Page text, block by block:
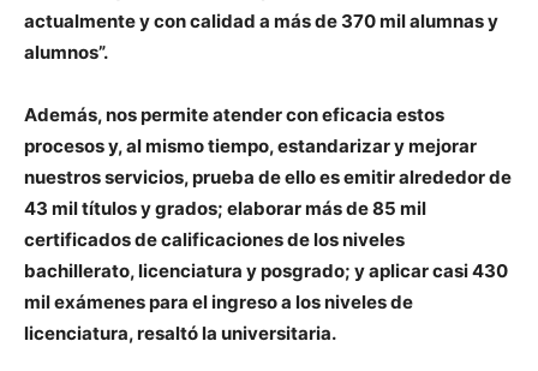
actualmente y con calidad a más de 370 mil alumnas y
alumnos”.
Además, nos permite atender con eficacia estos
procesos y, al mismo tiempo, estandarizar y mejorar
nuestros servicios, prueba de ello es emitir alrededor de
43 mil títulos y grados; elaborar más de 85 mil
certificados de calificaciones de los niveles
bachillerato, licenciatura y posgrado; y aplicar casi 430
mil exámenes para el ingreso a los niveles de
licenciatura, resaltó la universitaria.